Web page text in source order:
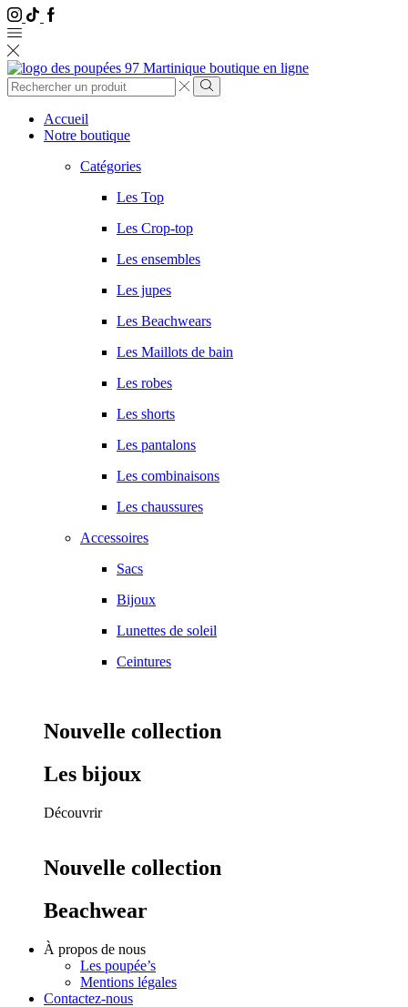
Instagram
Tik Facebook
Entrée
de
recherche
Chercher
Accueil
Notre boutique
Catégories
Les Top
Les Crop-top
Les ensembles
Les jupes
Les Beachwears
Les Maillots de bain
Les robes
Les shorts
Les pantalons
Les combinaisons
Les chaussures
Accessoires
Sacs
Bijoux
Lunettes de soleil
Ceintures
Nouvelle collection
Les bijoux
Découvrir
Nouvelle collection
Beachwear
À propos de nous
Les poupée’s
Mentions légales
Contactez-nous